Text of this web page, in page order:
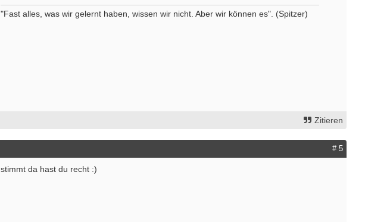
"Fast alles, was wir gelernt haben, wissen wir nicht. Aber wir können es". (Spitzer)
Zitieren
# 5
stimmt da hast du recht :)
Ergotherapeut (m/w/d) Station